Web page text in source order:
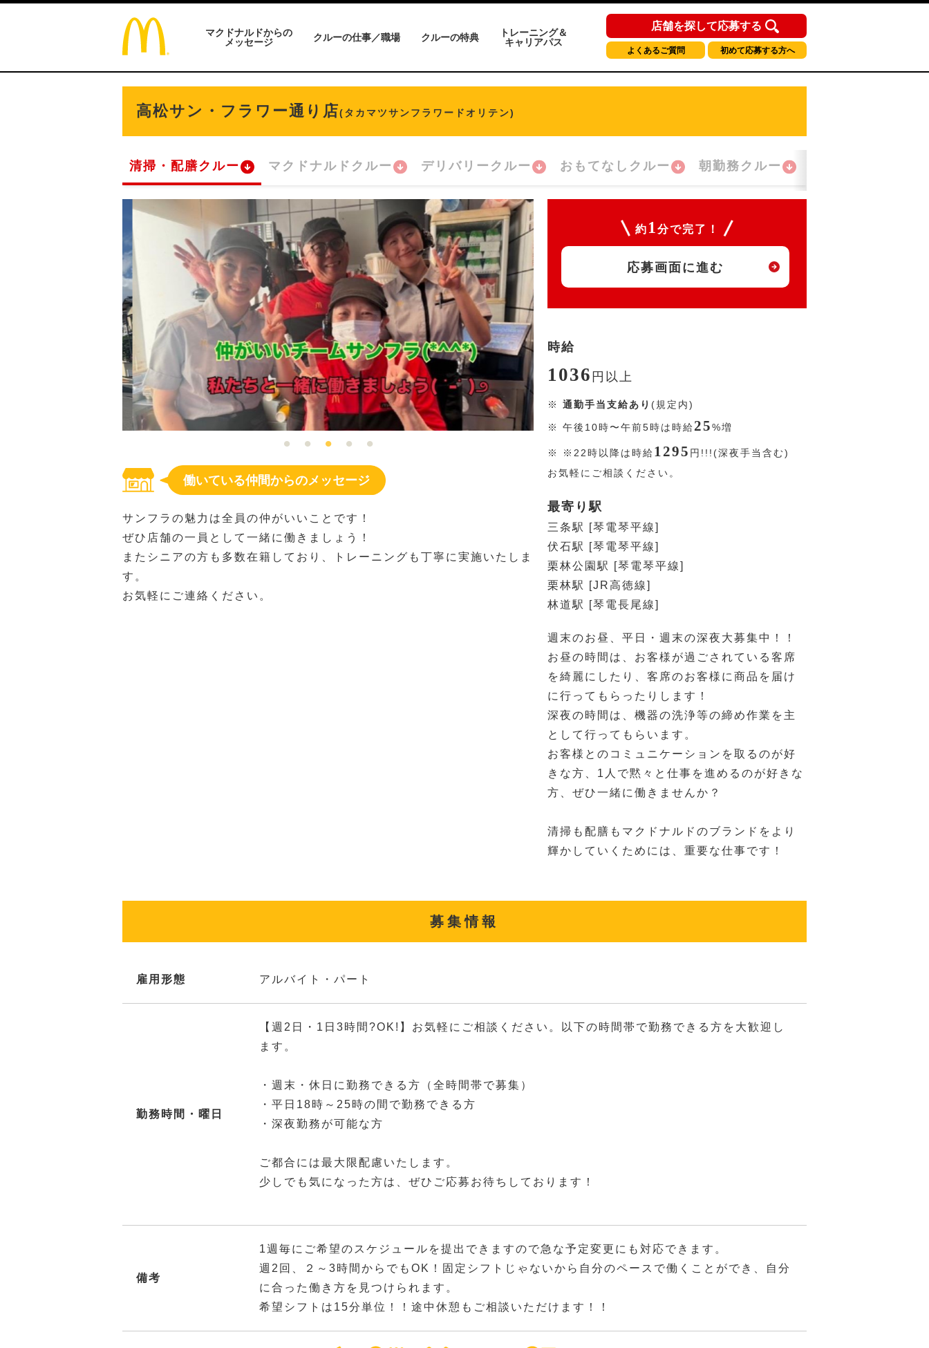
マクドナルドからの
メッセージ
クルーの仕事／職場 クルーの特典
トレーニング＆
キャリアパス
店舗を探して応募する
よくあるご質問 初めて応募する方へ
高松サン・フラワー通り店(タカマツサンフラワードオリテン)
清掃・配膳クルー マクドナルドクルー デリバリークルー おもてなしクルー 朝勤務クルー
働いている仲間からのメッセージ
サンフラの魅力は全員の仲がいいことです！
ぜひ店舗の一員として一緒に働きましょう！
またシニアの方も多数在籍しており、トレーニングも丁寧に実施いたしま
す。
お気軽にご連絡ください。
約 1 分で完了！
応募画面に進む
時給
1036 円 以上
※ 通勤手当支給あり (規定内)
※ 午後10時〜午前5時は時給25%増
※ ※22時以降は時給 1295 円 !!!(深夜手当含む)
お気軽にご相談ください。
最寄り駅
三条駅 [琴電琴平線]
伏石駅 [琴電琴平線]
栗林公園駅 [琴電琴平線]
栗林駅 [JR高徳線]
林道駅 [琴電長尾線]
週末のお昼、平日・週末の深夜大募集中！！
お昼の時間は、お客様が過ごされている客席
を綺麗にしたり、客席のお客様に商品を届け
に行ってもらったりします！
深夜の時間は、機器の洗浄等の締め作業を主
として行ってもらいます。
お客様とのコミュニケーションを取るのが好
きな方、1人で黙々と仕事を進めるのが好きな
方、ぜひ一緒に働きませんか？
清掃も配膳もマクドナルドのブランドをより
輝かしていくためには、重要な仕事です！
募集情報
雇用形態 アルバイト・パート
勤務時間・曜日
【週2日・1日3時間?OK!】お気軽にご相談ください。以下の時間帯で勤務できる方を大歓迎し
ます。
・週末・休日に勤務できる方（全時間帯で募集）
・平日18時～25時の間で勤務できる方
・深夜勤務が可能な方
ご都合には最大限配慮いたします。
少しでも気になった方は、ぜひご応募お待ちしております！
備考
1週毎にご希望のスケジュールを提出できますので急な予定変更にも対応できます。
週2回、２～3時間からでもOK！固定シフトじゃないから自分のペースで働くことができ、自分
に合った働き方を見つけられます。
希望シフトは15分単位！！途中休憩もご相談いただけます！！